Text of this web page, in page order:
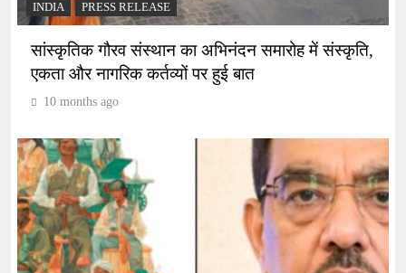
INDIA PRESS RELEASE
सांस्कृतिक गौरव संस्थान का अभिनंदन समारोह में संस्कृति,
एकता और नागरिक कर्तव्यों पर हुई बात
10 months ago